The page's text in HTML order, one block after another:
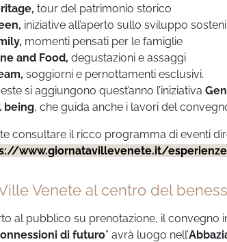
tour del patrimonio storico
iniziative all’aperto sullo sviluppo
momenti pensati per le famiglie
and Food, degustazioni e assaggi
soggiorni e pernottamenti esclusivi.
si aggiungono quest’anno l’iniziativa
being, che guida anche i lavori del
consultare il ricco programma di eventi
www.giornatavillevenete.it/
Venete al centro del
al pubblico su prenotazione, il convegno
di futuro” avrà luogo nell’